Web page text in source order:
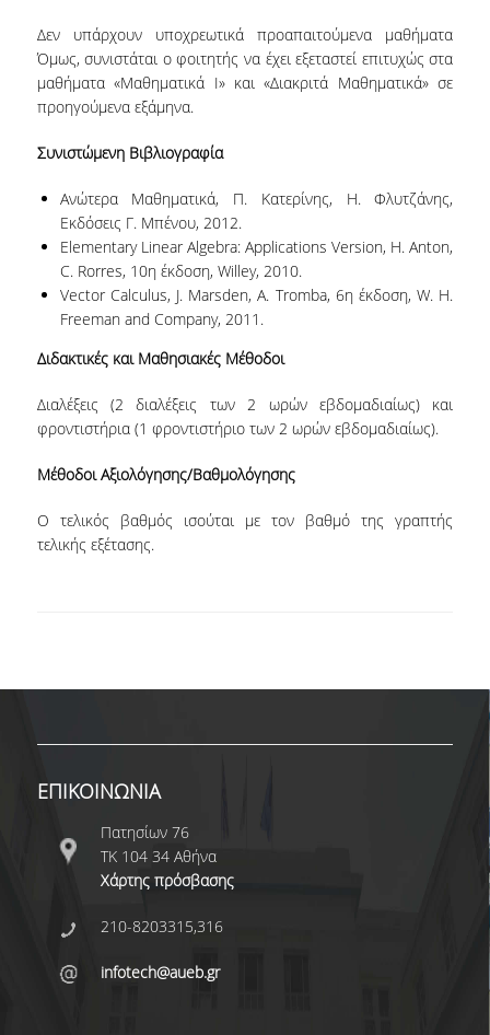
ΠΜΣ ΣΤΗΝ ΤΕΧΝΗΤΗ ΝΟΗΜΟΣΥΝΗ ΚΑΙ
ΕΠΙΣΤΗΜΗ ΔΕΔΟΜΕΝΩΝ
ΠΜΣ ΣΤΙΣ ΨΗΦΙΑΚΕΣ ΜΕΘΟΔΟΥΣ ΓΙΑ ΤΙΣ
ΑΝΘΡΩΠΙΣΤΙΚΕΣ ΕΠΙΣΤΗΜΕΣ
ΠΜΣ ΣΤΑ ΜΑΘΗΜΑΤΙΚΑ ΑΓΟΡΑΣ &
ΔΙΔΑΚΤΟΡΙΚΟ ΠΡΟΓΡΑΜΜΑ
ΣΕΜΙΝΑΡΙΑ & ΕΚΔΗΛΩΣΕΙΣ
ΔΙΑΚΕΚΡΙΜΕΝΕΣ ΟΜΙΛΙΕΣ
ΟΡΚΟΜΩΣΙΕΣ
ΔΙΑΣΦΑΛΙΣΗ ΠΟΙΟΤΗΤΑΣ
ΠΟΛΙΤΙΚΗ ΠΟΙΟΤΗΤΑΣ
ΣΤΡΑΤΗΓΙΚΗ ΠΠΣ
ΑΠΟ ΤΕΛΕΙΟΦΟΙΤΟΥΣ
ΕΚΘΕΣΕΙΣ ΕΞΩΤΕΡΙΚΗΣ ΑΞΙΟΛΟΓΗΣΗΣ
ΜΟ.ΔΙ.Π
ΕΡΕΥΝΑ
ΕΡΕΥΝΗΤΙΚΑ ΕΡΓΑΣΤΗΡΙΑ
ΕΡΕΥΝΗΤΙΚΕΣ ΟΜΑΔΕΣ
Δεν υπάρχουν υποχρεωτικά προαπαιτούμενα μαθήματα
Όμως, συνιστάται ο φοιτητής να έχει εξεταστεί επιτυχώς στα
μαθήματα «Μαθηματικά Ι» και «Διακριτά Μαθηματικά» σε
προηγούμενα εξάμηνα.
Συνιστώμενη Βιβλιογραφία
Ανώτερα Μαθηματικά, Π. Κατερίνης, Η. Φλυτζάνης,
Εκδόσεις Γ. Μπένου, 2012.
Elementary Linear Algebra: Applications Version, H. Anton,
C. Rorres, 10η έκδοση, Willey, 2010.
Vector Calculus, J. Marsden, A. Tromba, 6η έκδοση, W. H.
Freeman and Company, 2011.
Διδακτικές και Μαθησιακές Μέθοδοι
Διαλέξεις (2 διαλέξεις των 2 ωρών εβδομαδιαίως) και
φροντιστήρια (1 φροντιστήριο των 2 ωρών εβδομαδιαίως).
Μέθοδοι Αξιολόγησης/Βαθμολόγησης
Ο τελικός βαθμός ισούται με τον βαθμό της γραπτής
τελικής εξέτασης.
ΕΠΙΚΟΙΝΩΝΙΑ
Πατησίων 76
ΤΚ 104 34 Αθήνα
Χάρτης πρόσβασης
210-8203315,316
infotech@aueb.gr